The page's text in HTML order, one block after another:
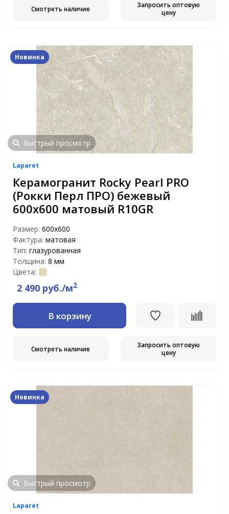
Смотреть наличие
Запросить оптовую
цену
Новинка
Быстрый просмотр
Laparet
Керамогранит Rocky Pearl PRO
(Рокки Перл ПРО) бежевый
600x600 матовый R10GR
Размер: 600x600
Фактура: матовая
Тип: глазурованная
Толщина: 8 мм
Цвета:
2 490 руб./м2
В корзину
Смотреть наличие
Запросить оптовую
цену
Новинка
Быстрый просмотр
Laparet